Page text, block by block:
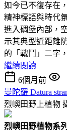
如今已不復存在
精神標語與時代
進入碉堡內部，
示其典型近距離
的「戰鬥」二字
繼續閱讀
6個月前
曼陀羅 Datura
烈嶼田野上植物
烈嶼田野植物系